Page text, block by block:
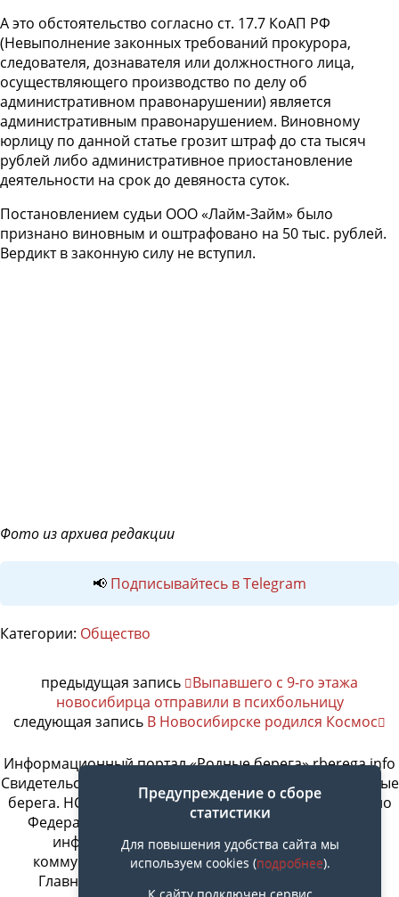
А это обстоятельство согласно ст. 17.7 КоАП РФ
(Невыполнение законных требований прокурора,
следователя, дознавателя или должностного лица,
осуществляющего производство по делу об
административном правонарушении) является
административным правонарушением. Виновному
юрлицу по данной статье грозит штраф до ста тысяч
рублей либо административное приостановление
деятельности на срок до девяноста суток.
Постановлением судьи ООО «Лайм-Займ» было
признано виновным и оштрафовано на 50 тыс. рублей.
Вердикт в законную силу не вступил.
Фото из архива редакции
📢 Подписывайтесь в Telegram
Категории: Общество
предыдущая запись
Выпавшего с 9-го этажа
новосибирца отправили в психбольницу
следующая запись В Новосибирске родился Космос
Информационный портал «Родные берега» rberega.info
Свидетельство о регистрации сетевого издания «Родные
берега. НСК»: Эл № ФС77-74717 от 11.01.2019 г., выдано
Федеральной службой по надзору в сфере связи,
информационных технологий и массовых
коммуникаций. Учредитель ООО «СовИнформ».
Главный редактор Байжанов Ерлан Омарович
Предупреждение о сборе
статистики
Для повышения удобства сайта мы
используем cookies (подробнее).